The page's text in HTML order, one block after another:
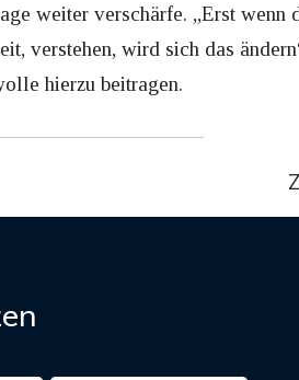
weiter verschärfe. „Erst wenn
verstehen, wird sich das
hierzu beitragen.